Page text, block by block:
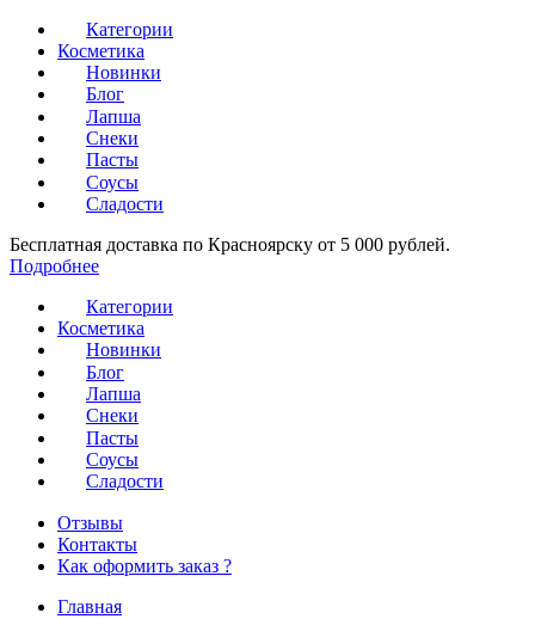
Категории
Косметика
Новинки
Блог
Лапша
Снеки
Пасты
Соусы
Сладости
Бесплатная доставка по Красноярску от 5 000 рублей.
Подробнее
Категории
Косметика
Новинки
Блог
Лапша
Снеки
Пасты
Соусы
Сладости
Отзывы
Контакты
Как оформить заказ ?
Главная